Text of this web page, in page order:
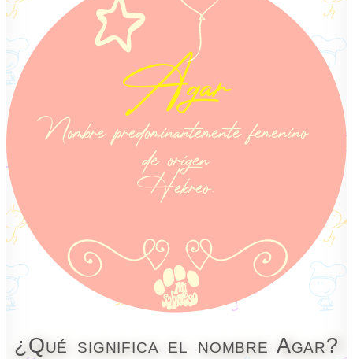
¿Qué significa el nombre Agar?